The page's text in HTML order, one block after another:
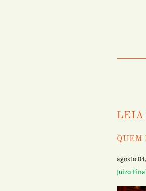
LEIA
QUEM
agosto
Juizo